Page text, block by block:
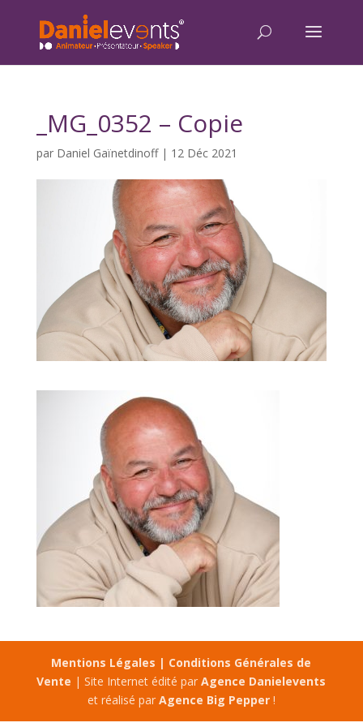
_MG_0352 – Copie
par Daniel Gaïnetdinoff| 12 Déc 2021
Mentions Légales | Conditions Générales de
Vente | Site Internet édité parAgence Danielevents
et réalisé par Agence Big Pepper!